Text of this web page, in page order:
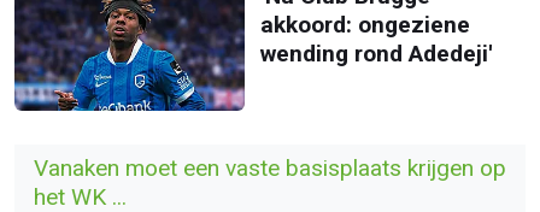
akkoord: ongeziene
wending rond Adedeji'
Vanaken moet een vaste basisplaats krijgen op
het WK ...